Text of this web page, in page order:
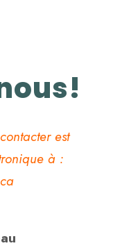
est
à :